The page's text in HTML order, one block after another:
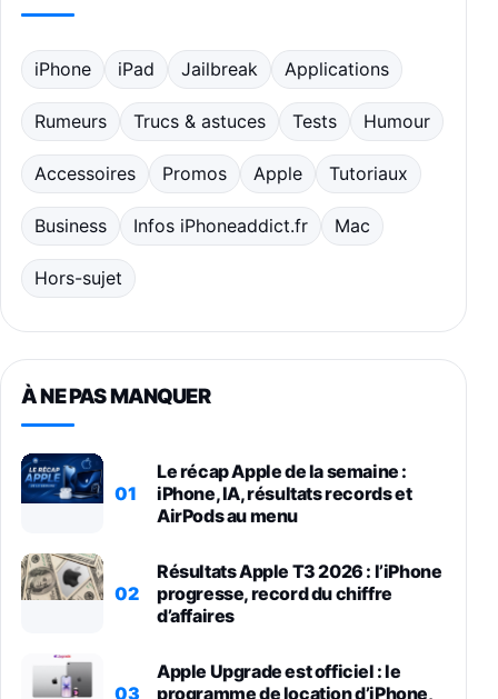
iPhone iPad Jailbreak Applications
Rumeurs Trucs & astuces Tests Humour
Accessoires Promos Apple Tutoriaux
Business Infos iPhoneaddict.fr Mac
Hors-sujet
À NE PAS MANQUER
01
Le récap Apple de la semaine :
iPhone, IA, résultats records et
AirPods au menu
02
Résultats Apple T3 2026 : l’iPhone
progresse, record du chiffre
d’affaires
03
Apple Upgrade est officiel : le
programme de location d’iPhone,